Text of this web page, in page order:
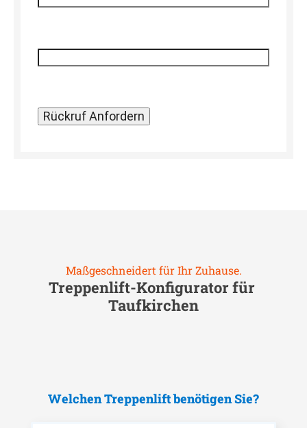
Maßgeschneidert für Ihr Zuhause.
Treppenlift-Konfigurator für
Taufkirchen
Welchen Treppenlift benötigen Sie?